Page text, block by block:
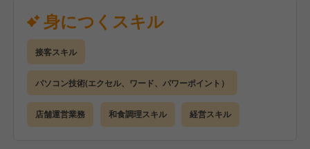
店長昇格後は、スタッフ育成や売上管理に加え、販促
イベントの企画といった「攻めの経営」がメインミッ
ション。あなたのアイデアを直接店作りに反映できま
す。
【具体的には】
・ホール、キッチンの全体管理
・予約管理、接客サービス全般
身につくスキル
接客スキル
パソコン技術(エクセル、ワード、パワーポイント）
店舗運営業務 和食調理スキル 経営スキル